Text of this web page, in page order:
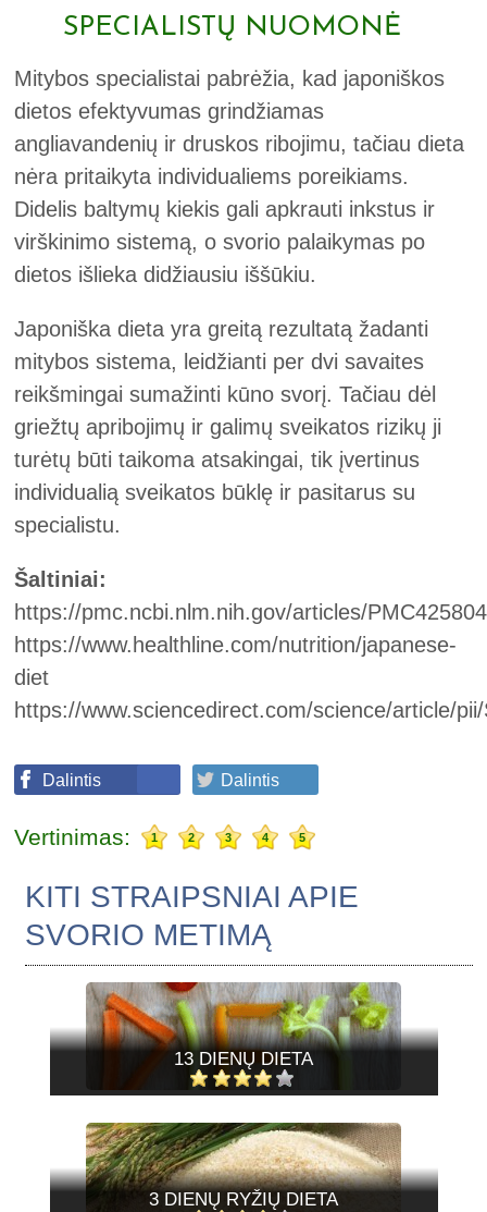
SPECIALISTŲ NUOMONĖ
Mitybos specialistai pabrėžia, kad japoniškos
dietos efektyvumas grindžiamas
angliavandenių ir druskos ribojimu, tačiau dieta
nėra pritaikyta individualiems poreikiams.
Didelis baltymų kiekis gali apkrauti inkstus ir
virškinimo sistemą, o svorio palaikymas po
dietos išlieka didžiausiu iššūkiu.
Japoniška dieta yra greitą rezultatą žadanti
mitybos sistema, leidžianti per dvi savaites
reikšmingai sumažinti kūno svorį. Tačiau dėl
griežtų apribojimų ir galimų sveikatos rizikų ji
turėtų būti taikoma atsakingai, tik įvertinus
individualią sveikatos būklę ir pasitarus su
specialistu.
Šaltiniai:
https://pmc.ncbi.nlm.nih.gov/articles/
https://www.healthline.com/nutrition/japanese-
diet
https://www.sciencedirect.com/science/article/
Dalintis Dalintis
Vertinimas: 1 2 3 4 5
KITI STRAIPSNIAI APIE
SVORIO METIMĄ
13 DIENŲ DIETA
3 DIENŲ RYŽIŲ DIETA